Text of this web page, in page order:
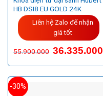
HB DSI8 EU GOLD 24K
Liên hệ Zalo để nhận
giá tốt
55.900.000 Giá
gốc
55.900.000VND.
36.335.000
-30%